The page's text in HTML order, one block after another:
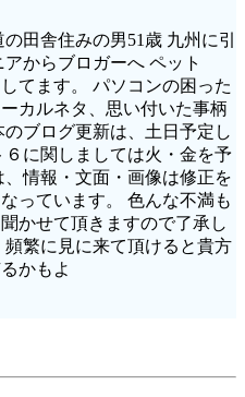
田舎住みの男51歳 九州に引
からブロガーへ ペット
てます。 パソコンの困った
カルネタ、思い付いた事柄
ブログ更新は、土日予定し
に関しましては火・金を予
情報・文面・画像は修正を
っています。 色んな不満も
かせて頂きますので了承し
繁に見に来て頂けると貴方
かもよ